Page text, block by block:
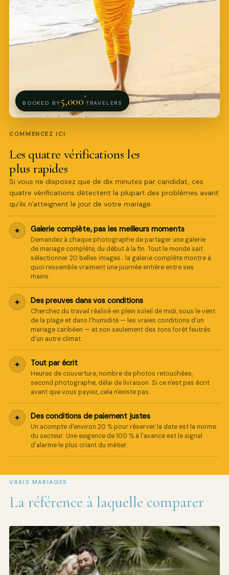
BOOKED BY 5,000+
TRAVELERS
COMMENCEZ ICI
Les quatre vérifications les
plus rapides
Si vous ne disposez que de dix minutes par candidat, ces
quatre vérifications détectent la plupart des problèmes avant
qu'ils n'atteignent le jour de votre mariage.
✦ Galerie complète, pas les meilleurs moments
Demandez à chaque photographe de partager une galerie
de mariage complète, du début à la fin. Tout le monde sait
sélectionner 20 belles images ; la galerie complète montre à
quoi ressemble vraiment une journée entière entre ses
mains.
✦ Des preuves dans vos conditions
Cherchez du travail réalisé en plein soleil de midi, sous le vent
de la plage et dans l'humidité — les vraies conditions d'un
mariage caribéen — et non seulement des tons forêt feutrés
d'un autre climat.
✦ Tout par écrit
Heures de couverture, nombre de photos retouchées,
second photographe, délai de livraison. Si ce n'est pas écrit
avant que vous payiez, cela n'existe pas.
✦ Des conditions de paiement justes
Un acompte d'environ 20 % pour réserver la date est la norme
du secteur. Une exigence de 100 % à l'avance est le signal
d'alarme le plus criant du métier.
VRAIS MARIAGES
La référence à laquelle comparer
Pro Art Photographers
en ligne